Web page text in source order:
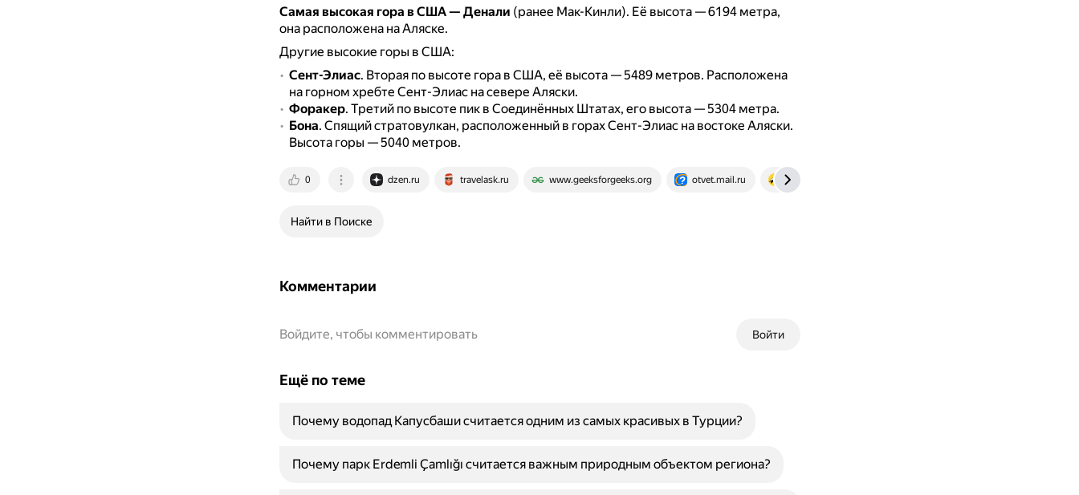
Самая высокая гора в США — Денали (ранее Мак-Кинли). Её высота — 6194 метра,
она расположена на Аляске.
Другие высокие горы в США:
Сент-Элиас. Вторая по высоте гора в США, её высота — 5489 метров. Расположена
на горном хребте Сент-Элиас на севере Аляски.
Форакер. Третий по высоте пик в Соединённых Штатах, его высота — 5304 метра.
Бона. Спящий стратовулкан, расположенный в горах Сент-Элиас на востоке Аляски.
Высота горы — 5040 метров.
0 dzen.ru travelask.ru www.geeksforgeeks.org otvet.mail.ru altezzatravel.ru
Найти в Поиске
Комментарии
Войти
Войдите, чтобы комментировать
Ещё по теме
Почему водопад Капусбаши считается одним из самых красивых в Турции?
Почему парк Erdemli Çamlığı считается важным природным объектом региона?